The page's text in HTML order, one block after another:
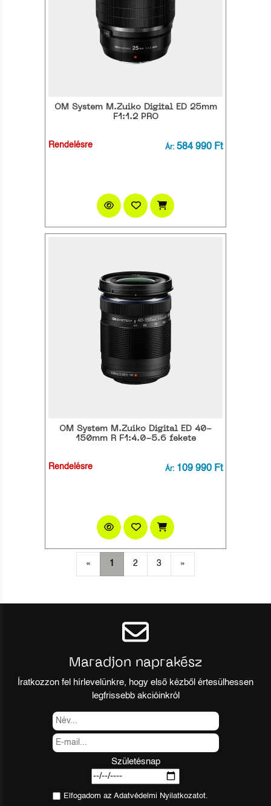
OM System M.Zuiko Digital ED 25mm
F1:1.2 PRO
Rendelésre Ár: 584 990 Ft
OM System M.Zuiko Digital ED 40-
150mm R F1:4.0-5.6 fekete
Rendelésre Ár: 109 990 Ft
« 1 2 3 »
Maradjon naprakész
Íratkozzon fel hírlevelünkre, hogy első kézből értesülhessen
legfrissebb akcióinkról
Születésnap
Elfogadom az Adatvédelmi Nyilatkozatot.